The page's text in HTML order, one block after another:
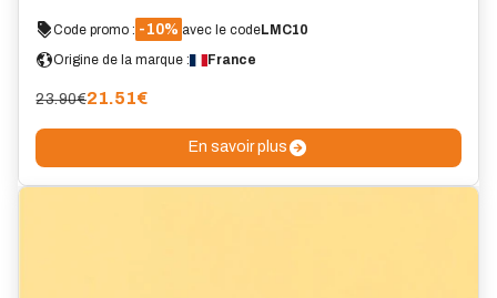
Code promo : -10% avec le codeLMC10
Origine de la marque :
France
23.90€21.51€
En savoir plus